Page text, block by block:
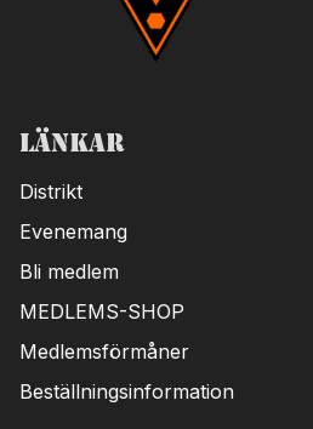
Länkar
Distrikt
Evenemang
Bli medlem
MEDLEMS-SHOP
Medlemsförmåner
Beställningsinformation